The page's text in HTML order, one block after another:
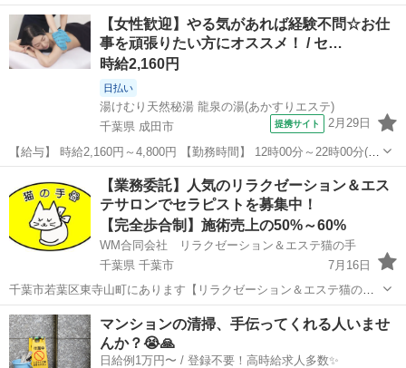
います(6時間未満でもOK) 10:00～23:00 シフト自由 Wワーク・兼業・
副業OK 育児両立可能 (急な子供の休みにも◎) ...
愛知 名古屋市 セラピスト スタッフ
【女性歓迎】やる気があれば経験不問☆お仕
事を頑張りたい方にオススメ！ / セ…
時給2,160円
日払い
湯けむり天然秘湯 龍泉の湯(あかすりエステ)
千葉県 成田市
提携サイト 2月29日
【給与】 時給2,160円～4,800円 【勤務時間】 12時00分～22時00分(シ
フト制)、1日3時間 週1日 から応相談 【お仕事内容】 【仕事内容】 □
セラピスト 《仕事内容》 ・あかすり ・身体状態のヒアリン...
セラピスト
【業務委託】人気のリラクゼーション＆エス
テサロンでセラピストを募集中！
【完全歩合制】施術売上の50%～60%
WM合同会社 リラクゼーション＆エステ猫の手
千葉県 千葉市
7月16日
千葉市若葉区東寺山町にあります【リラクゼーション＆エステ猫の
手】で女性セラピストを常時募集中です！ 将来独立も協力応援サポー
トします📣 仕事内容：施術、レジ対応、電話対応、開店閉店作業、清
掃 など 施術メニュー...
千葉 千葉市 フェイシャル
マンションの清掃、手伝ってくれる人いませ
んか？😭🙏
日給例1万円〜 / 登録不要！高時給求人多数✨